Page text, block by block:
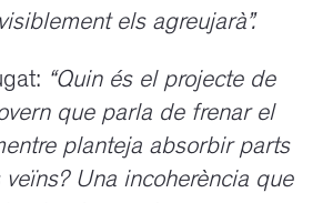
els agreujarà”.
“Quin és el projecte de
que parla de frenar el
planteja absorbir parts
Una incoherència que